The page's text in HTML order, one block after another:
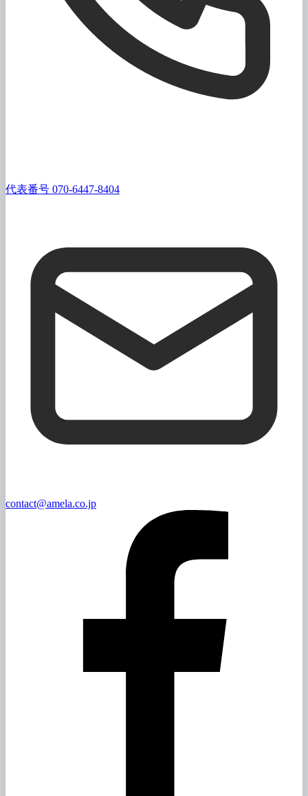
代表番号 070-6447-8404
contact@amela.co.jp